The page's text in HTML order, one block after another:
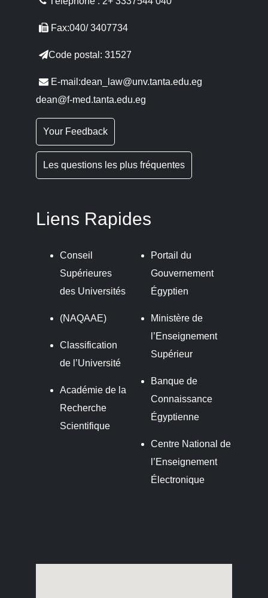
Fax:040/ 3407734
Code postal: 31527
E-mail:dean_law@unv.tanta.edu.eg
dean@f-med.tanta.edu.eg
Your Feedback
Les questions les plus fréquentes
Liens Rapides
Conseil
Supérieures
des Universités
(NAQAAE)
Classification
de l’Université
Académie de la
Recherche
Scientifique
Portail du
Gouvernement
Égyptien
Ministère de
l’Enseignement
Supérieur
Banque de
Connaissance
Égyptienne
Centre National de
l’Enseignement
Électronique